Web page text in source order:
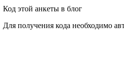
Код этой анкеты в блог
Для получения кода необходимо